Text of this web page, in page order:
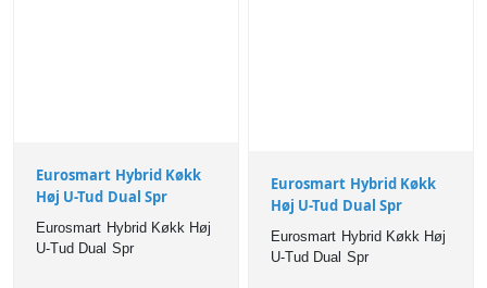
Eurosmart Hybrid Køkk
Høj U-Tud Dual Spr
Eurosmart Hybrid Køkk Høj
U-Tud Dual Spr
Eurosmart Hybrid Køkk
Høj U-Tud Dual Spr
Eurosmart Hybrid Køkk Høj
U-Tud Dual Spr